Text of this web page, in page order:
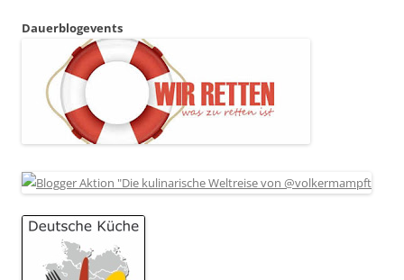
Dauerblogevents